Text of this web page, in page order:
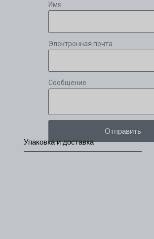
Имя
Электронная почта
Сообщение
Отправить
Упаковка и доставка